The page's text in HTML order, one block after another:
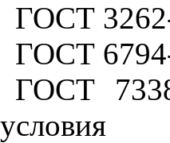
ГОСТ 3262-
ГОСТ
ГОСТ
условия